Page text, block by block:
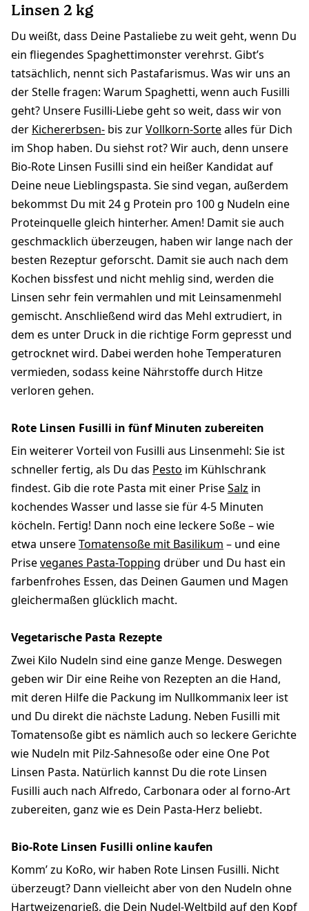
Linsen 2 kg
Du weißt, dass Deine Pastaliebe zu weit geht, wenn Du
ein fliegendes Spaghettimonster verehrst. Gibt’s
tatsächlich, nennt sich Pastafarismus. Was wir uns an
der Stelle fragen: Warum Spaghetti, wenn auch Fusilli
geht? Unsere Fusilli-Liebe geht so weit, dass wir von
der Kichererbsen- bis zurVollkorn-Sortealles für Dich
im Shop haben. Du siehst rot? Wir auch, denn unsere
Bio-Rote Linsen Fusilli sind ein heißer Kandidat auf
Deine neue Lieblingspasta. Sie sind vegan, außerdem
bekommst Du mit 24 g Protein pro 100 g Nudeln eine
Proteinquelle gleich hinterher. Amen! Damit sie auch
geschmacklich überzeugen, haben wir lange nach der
besten Rezeptur geforscht. Damit sie auch nach dem
Kochen bissfest und nicht mehlig sind, werden die
Linsen sehr fein vermahlen und mit Leinsamenmehl
gemischt. Anschließend wird das Mehl extrudiert, in
dem es unter Druck in die richtige Form gepresst und
getrocknet wird. Dabei werden hohe Temperaturen
vermieden, sodass keine Nährstoffe durch Hitze
verloren gehen.
Rote Linsen Fusilli in fünf Minuten zubereiten
Ein weiterer Vorteil von Fusilli aus Linsenmehl: Sie ist
schneller fertig, als Du das Pesto im Kühlschrank
findest. Gib die rote Pasta mit einer PriseSalz in
kochendes Wasser und lasse sie für 4-5 Minuten
köcheln. Fertig! Dann noch eine leckere Soße – wie
etwa unsereTomatensoße mit Basilikum – und eine
Priseveganes Pasta-Topping drüber und Du hast ein
farbenfrohes Essen, das Deinen Gaumen und Magen
gleichermaßen glücklich macht.
Vegetarische Pasta Rezepte
Zwei Kilo Nudeln sind eine ganze Menge. Deswegen
geben wir Dir eine Reihe von Rezepten an die Hand,
mit deren Hilfe die Packung im Nullkommanix leer ist
und Du direkt die nächste Ladung. Neben Fusilli mit
Tomatensoße gibt es nämlich auch so leckere Gerichte
wie Nudeln mit Pilz-Sahnesoße oder eine One Pot
Linsen Pasta. Natürlich kannst Du die rote Linsen
Fusilli auch nach Alfredo, Carbonara oder al forno-Art
zubereiten, ganz wie es Dein Pasta-Herz beliebt.
Bio-Rote Linsen Fusilli online kaufen
Komm’ zu KoRo, wir haben Rote Linsen Fusilli. Nicht
überzeugt? Dann vielleicht aber von den Nudeln ohne
Hartweizengrieß, die Dein Nudel-Weltbild auf den Kopf